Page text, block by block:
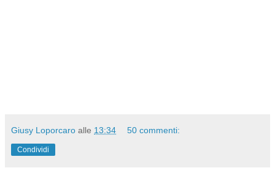
Giusy Loporcaro alle 13:34 50 commenti:
Condividi